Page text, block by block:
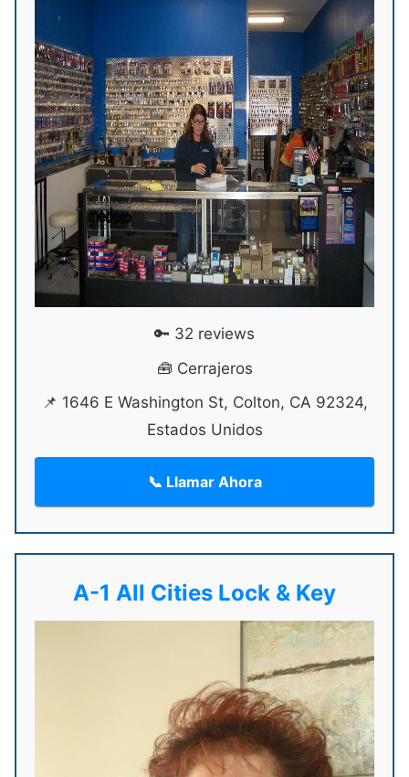
🔑 32 reviews
🧰 Cerrajeros
📌 1646 E Washington St, Colton, CA 92324,
Estados Unidos
📞 Llamar Ahora
A-1 All Cities Lock & Key